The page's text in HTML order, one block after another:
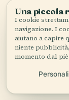
Art
University
ULTIMA
Ricercato da
Una piccola
I cookie
navigazione. I
aiutano a capire
niente
momento dal